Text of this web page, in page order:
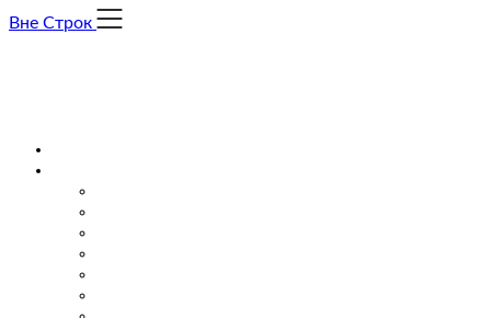
Skip
Вне Строк